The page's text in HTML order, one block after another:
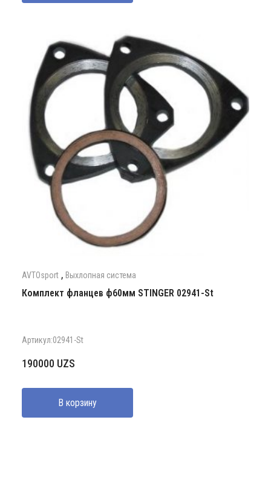
AVTOsport , Выхлопная система
Комплект фланцев ф60мм STINGER 02941-St
Артикул:02941-St
190000 UZS
В корзину